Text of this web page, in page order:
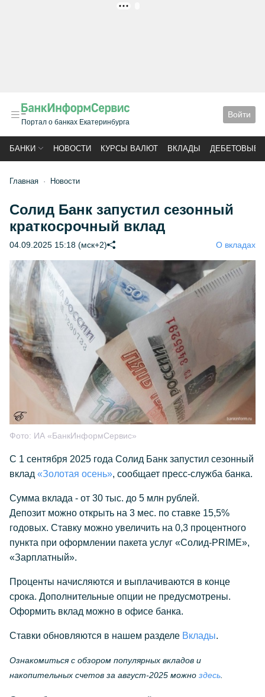
Портал о банках Екатеринбурга
Войти
БАНКИ НОВОСТИ КУРСЫ ВАЛЮТ ВКЛАДЫ ДЕБЕТОВЫЕ
Главная Новости
Солид Банк запустил сезонный
краткосрочный вклад
04.09.2025 15:18 (мск+2) О вкладах
Фото: ИА «БанкИнформСервис»
С 1 сентября 2025 года Солид Банк запустил сезонный
вклад «Золотая осень», сообщает пресс-служба банка.
Сумма вклада - от 30 тыс. до 5 млн рублей.
Депозит можно открыть на 3 мес. по ставке 15,5%
годовых. Ставку можно увеличить на 0,3 процентного
пункта при оформлении пакета услуг «Солид-PRIME»,
«Зарплатный».
Проценты начисляются и выплачиваются в конце
срока. Дополнительные опции не предусмотрены.
Оформить вклад можно в офисе банка.
Ставки обновляются в нашем разделе Вклады.
Ознакомиться с обзором популярных вкладов и
накопительных счетов за август-2025 можно здесь